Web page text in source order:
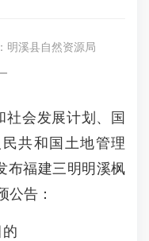
明溪县自然资源局
社会发展计划、国
共和国土地管理
布福建三明明溪枫
公告：